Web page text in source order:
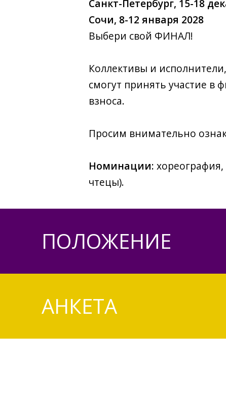
Санкт-Петербург, 15-18
Сочи, 8-12 января 2028
Выбери свой ФИНАЛ!
Коллективы и
смогут принять участие в
взноса.
Просим внимательно
Номинации: хореография,
чтецы).
ПОЛОЖЕНИЕ
АНКЕТА